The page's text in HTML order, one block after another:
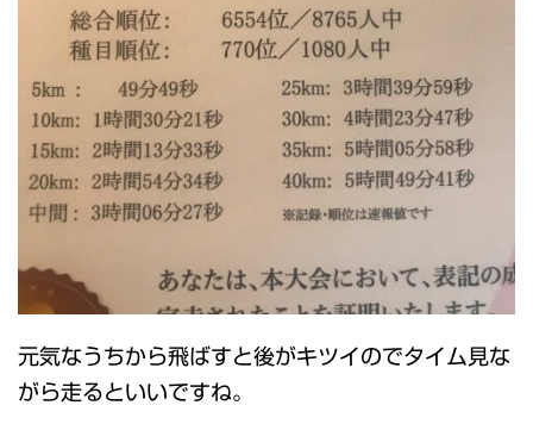
元気なうちから飛ばすと後がキツイのでタイム見な
がら走るといいですね。